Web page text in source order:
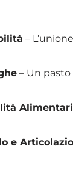
–
– Un
Alimentari
e